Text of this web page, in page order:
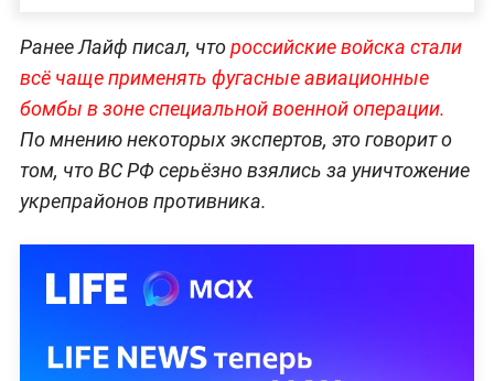
Ранее Лайф писал, чтороссийские войска стали
всё чаще применять фугасные авиационные
бомбы в зоне специальной военной операции.
По мнению некоторых экспертов, это говорит о
том, что ВС РФ серьёзно взялись за уничтожение
укрепрайонов противника.